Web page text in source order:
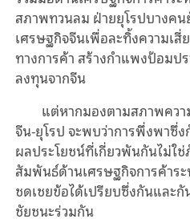
สภาพทวนลม ฝ่ายยุโรปบางค
เศรษฐกิจจีนเพื่อละทิ้งความเสี่
ทางการค้า สร้างกำแพงป้อมป
ลงทุนจากจีน
แต่หากมองตามสภาพควา
จีน-ยุโรป จะพบว่าการพึ่งพาซึ่
ผลประโยชน์ที่เกี่ยวพันกันไม่ใ
สัมพันธ์ด้านเศรษฐกิจการค้าร
ชดเชยข้อได้เปรียบซึ่งกันและ
ชัยชนะร่วมกัน